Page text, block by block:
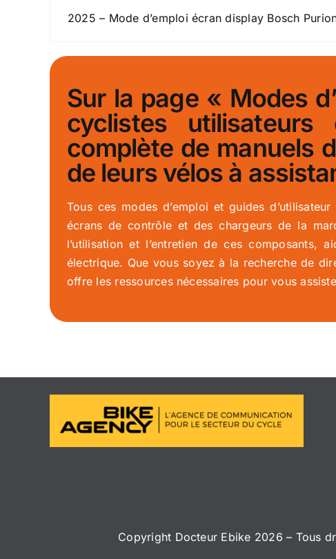
2025 – Mode d’emploi écran display Bosch
Sur la page « Modes
cyclistes
complète de manuels
de leurs vélos à
Tous ces modes d’emploi et guides
écrans de contrôle et des chargeurs de la
l’utilisation et l’entretien de ces
électrique. Que vous soyez à la recherche de
offre les ressources nécessaires pour vous
Copyright Docteur Ebike 2026 – Tous